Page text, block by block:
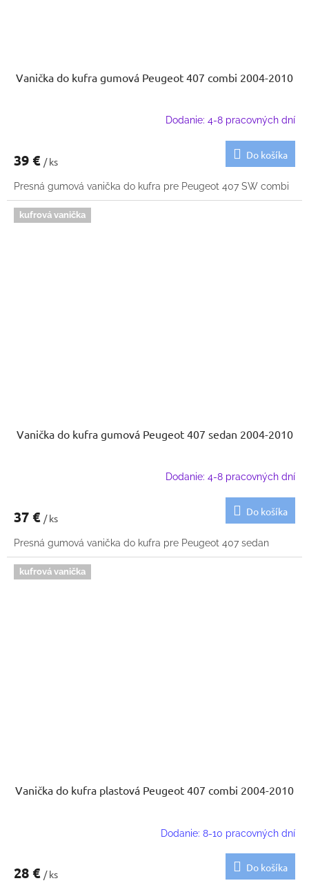
Vanička do kufra gumová Peugeot 407 combi 2004-2010
Dodanie: 4-8 pracovných dní
39 € / ks
Do košíka
Presná gumová vanička do kufra pre Peugeot 407 SW combi
kufrová vanička
Vanička do kufra gumová Peugeot 407 sedan 2004-2010
Dodanie: 4-8 pracovných dní
37 € / ks
Do košíka
Presná gumová vanička do kufra pre Peugeot 407 sedan
kufrová vanička
Vanička do kufra plastová Peugeot 407 combi 2004-2010
Dodanie: 8-10 pracovných dní
28 € / ks
Do košíka